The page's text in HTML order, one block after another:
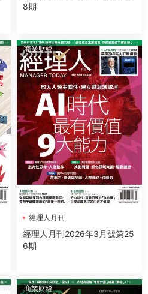
8期
商業财經
經理人月刊
經理人月刊2026年3月號第25
6期
商業财經